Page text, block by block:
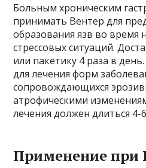
Больным хроническим
принимать Вентер для
образования язв во время
стрессовых ситуаций.
или пакетику 4 раза в
для лечения форм
сопровождающихся
атрофическими
лечения должен длиться 4-
Применение при